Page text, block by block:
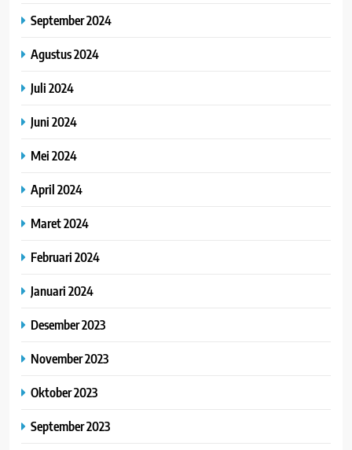
September 2024
Agustus 2024
Juli 2024
Juni 2024
Mei 2024
April 2024
Maret 2024
Februari 2024
Januari 2024
Desember 2023
November 2023
Oktober 2023
September 2023